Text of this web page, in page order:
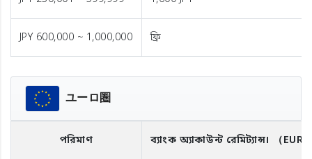
JPY 600,000 ~ 1,000,000 ফ্রি
ユーロ圏
পরিমাণ ব্যাংক অ্যাকাউন্ট রেমিট্যান্স। （EUR